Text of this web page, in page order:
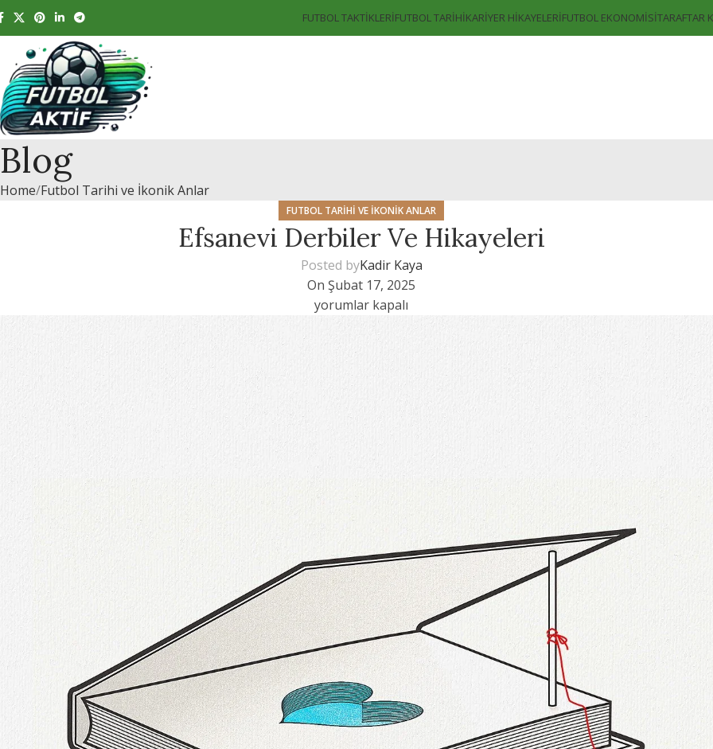
FUTBOL TAKTIKLERIFUTBOL TARIHIKARIYER HIKAYELERIFUTBOL EKONOMISITARAFTAR
Blog
Home Futbol Tarihi ve İkonik Anlar
FUTBOL TARIHI VE İKONIK ANLAR
Efsanevi Derbiler Ve Hikayeleri
Posted byKadir Kaya
On Şubat 17, 2025
yorumlar kapalı